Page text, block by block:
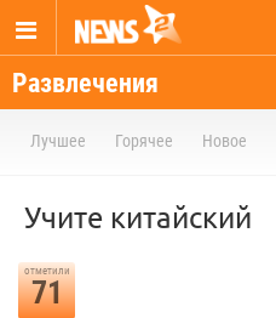
Развлечения
Лучшее Горячее Новое
Учите китайский
отметили
71